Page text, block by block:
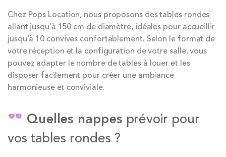
Chez Pops Location, nous proposons des tables rondes
allant jusqu’à 150 cm de diamètre, idéales pour accueillir
jusqu’à 10 convives confortablement. Selon le format de
votre réception et la configuration de votre salle, vous
pouvez adapter le nombre de tables à louer et les
disposer facilement pour créer une ambiance
harmonieuse et conviviale.
Quelles nappes prévoir pour
vos tables rondes ?